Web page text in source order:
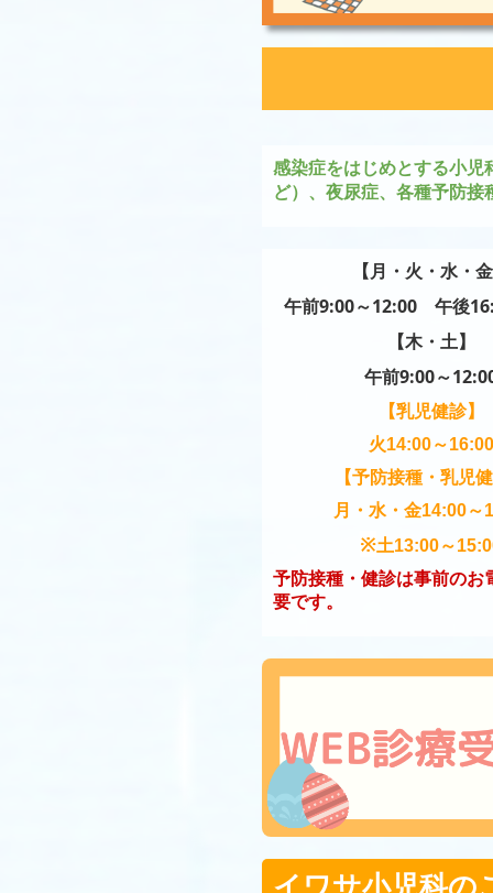
感染症をはじめとする小
ど） 、夜尿症、各種予防
【月・ 火 ・ 水・
午前9:00～12:00午後16
【木・ 土】
午前9:00～
【乳児健診】
火14:00～16:00
【予防接種・乳児
月・水・金14:00～
※土13:00～
予防接種・健診は事前のお
要です。
イワサ小児科の